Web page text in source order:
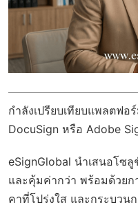
กำลังเปรียบเทียบแพลตฟ
DocuSign หรือ Adobe
eSignGlobal นำเสนอโซ
และคุ้มค่ากว่า พร้อมด้วยก
คาที่โปร่งใส และกระบวน